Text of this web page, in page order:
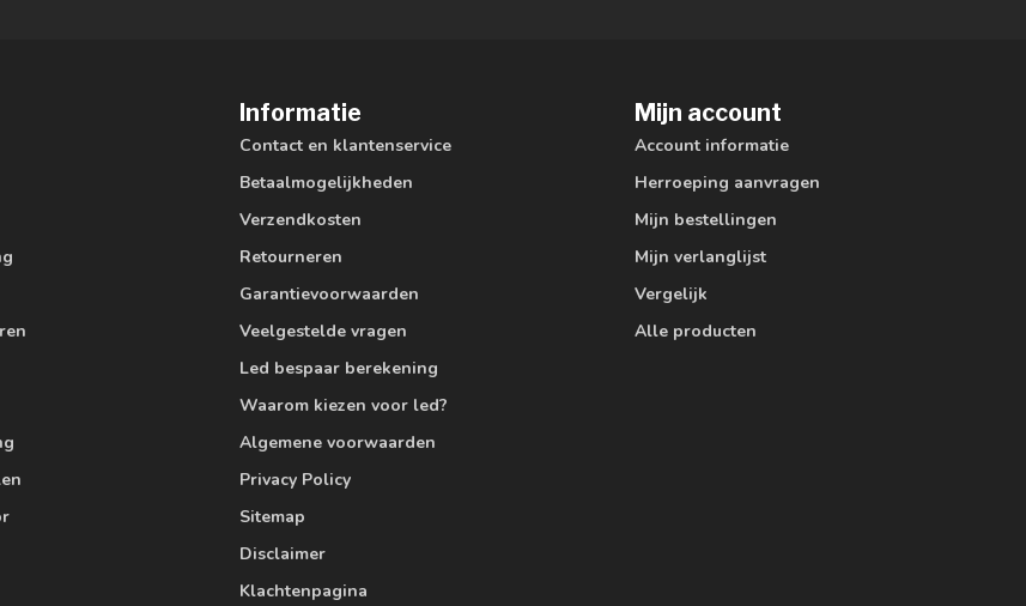
Informatie
Contact en klantenservice
Betaalmogelijkheden
Verzendkosten
Retourneren
Garantievoorwaarden
Veelgestelde vragen
Led bespaar berekening
Waarom kiezen voor led?
Algemene voorwaarden
Privacy Policy
Sitemap
Disclaimer
Klachtenpagina
Mijn account
Account informatie
Herroeping aanvragen
Mijn bestellingen
Mijn verlanglijst
Vergelijk
Alle producten